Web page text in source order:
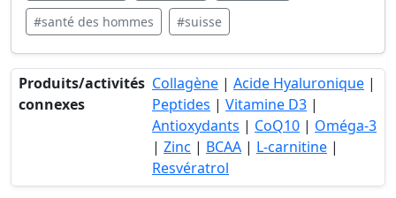
#santé des hommes #suisse
Produits/activités
connexes
Collagène | Acide Hyaluronique |
Peptides | Vitamine D3 |
Antioxydants | CoQ10 | Oméga-3
| Zinc | BCAA | L-carnitine |
Resvératrol